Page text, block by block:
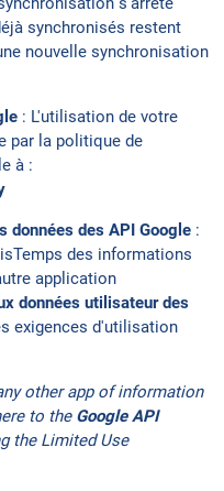
synchronisés restent
nouvelle synchronisation
: L'utilisation de votre
par la politique de
à :
des API Google :
des informations
application
données utilisateur des
exigences d'utilisation
other app of information
to the Google API
the Limited Use